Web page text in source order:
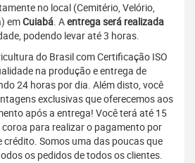
no local (Cemitério, Velório,
emCuiabá. Aentrega será realizada
podendo levar até 3 horas.
do Brasil com Certificação ISO
na produção e entrega de
24 horas por dia. Além disto, você
exclusivas que oferecemos aos
após a entrega! Você terá até 15
para realizar o pagamento por
crédito. Somos uma das poucas que
os pedidos de todos os clientes.